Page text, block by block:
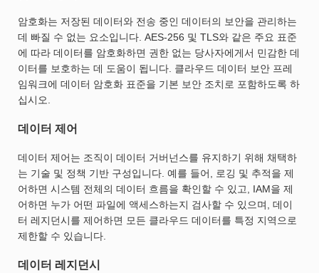
암호화는 저장된 데이터와 전송 중인 데이터의 보안을 관리하는
데 빠질 수 없는 요소입니다. AES-256 및 TLS와 같은 주요 표준
에 따라 데이터를 암호화하면 권한 없는 당사자에게서 민감한 데
이터를 보호하는 데 도움이 됩니다. 클라우드 데이터 보안 프레
임워크에 데이터 암호화 표준을 기본 보안 조치로 포함하도록 하
십시오.
데이터 제어
데이터 제어는 조직이 데이터 거버넌스를 유지하기 위해 채택하
는 기술 및 정책 기반 구성입니다. 예를 들어, 로깅 및 추적을 제
어하면 시스템 전체의 데이터 흐름을 확인할 수 있고, IAM을 제
어하면 누가 어떤 파일에 액세스하는지 검사할 수 있으며, 데이
터 레지던시를 제어하면 모든 클라우드 데이터를 특정 지역으로
제한할 수 있습니다.
데이터 레지던시